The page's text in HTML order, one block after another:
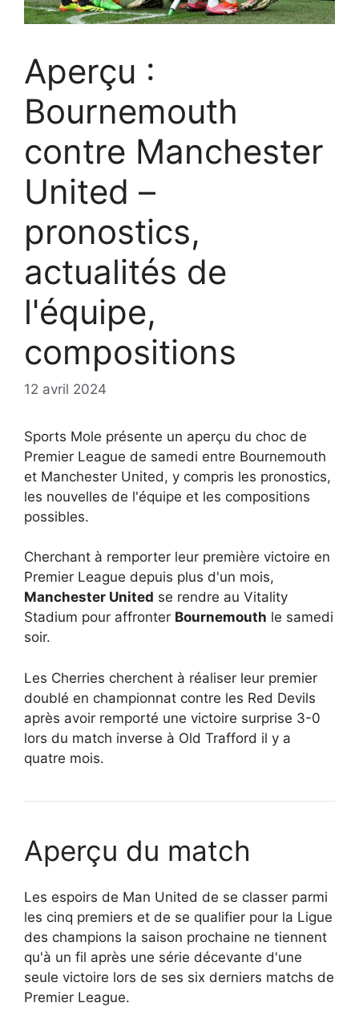
Aperçu :
Bournemouth
contre Manchester
United –
pronostics,
actualités de
l'équipe,
compositions
12 avril 2024
Sports Mole présente un aperçu du choc de
Premier League de samedi entre Bournemouth
et Manchester United, y compris les pronostics,
les nouvelles de l'équipe et les compositions
possibles.
Cherchant à remporter leur première victoire en
Premier League depuis plus d'un mois,
Manchester United se rendre au Vitality
Stadium pour affronter Bournemouth le samedi
soir.
Les Cherries cherchent à réaliser leur premier
doublé en championnat contre les Red Devils
après avoir remporté une victoire surprise 3-0
lors du match inverse à Old Trafford il y a
quatre mois.
Aperçu du match
Les espoirs de Man United de se classer parmi
les cinq premiers et de se qualifier pour la Ligue
des champions la saison prochaine ne tiennent
qu'à un fil après une série décevante d'une
seule victoire lors de ses six derniers matchs de
Premier League.